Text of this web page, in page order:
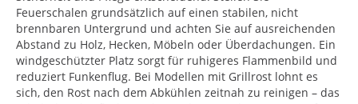
Feuerschalen grundsätzlich auf einen stabilen, nicht
brennbaren Untergrund und achten Sie auf ausreichenden
Abstand zu Holz, Hecken, Möbeln oder Überdachungen. Ein
windgeschützter Platz sorgt für ruhigeres Flammenbild und
reduziert Funkenflug. Bei Modellen mit Grillrost lohnt es
sich, den Rost nach dem Abkühlen zeitnah zu reinigen – das